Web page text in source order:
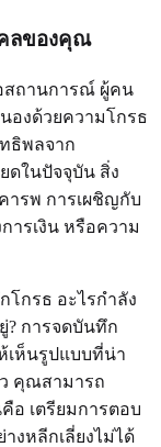
ลของคุณ
ถานการณ์ ผู้คน
งด้วยความโกรธ
ธิพลจาก
ดในปัจจุบัน สิ่ง
ารพ การเผชิญกับ
ารเงิน หรือความ
กรธ อะไรกำลัง
? การจดบันทึก
เห็นรูปแบบที่น่า
คุณสามารถ
อ เตรียมการตอบ
งหลีกเลี่ยงไม่ได้